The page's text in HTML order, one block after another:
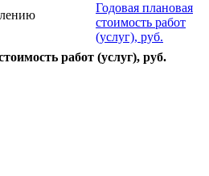
Годовая плановая
стоимость работ
(услуг), руб.
работ (услуг), руб.